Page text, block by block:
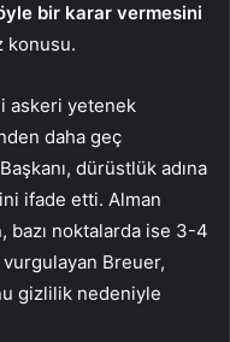
bir karar vermesini
konusu.
askeri yetenek
daha geç
dürüstlük adına
ifade etti. Alman
bazı noktalarda ise 3-4
Breuer,
gizlilik nedeniyle